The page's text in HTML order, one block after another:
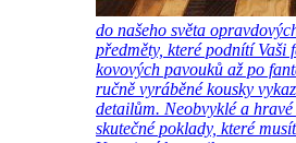
do našeho světa
předměty, které podnítí Vaši
kovových pavouků až po
ručně vyráběné kousky
detailům. Neobvyklé a
skutečné poklady, které